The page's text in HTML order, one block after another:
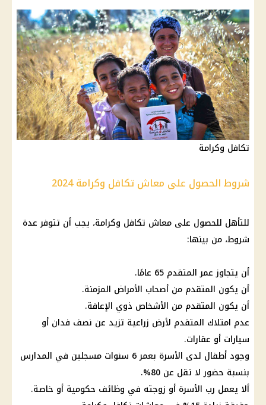
تكافل وكرامة
شروط الحصول على معاش تكافل وكرامة 2024
للتأهل للحصول على معاش تكافل وكرامة، يجب أن تتوفر عدة
شروط، من بينها:
أن يتجاوزعمرالمتقدم 65 عامًا.
أن يكون المتقدم من أصحاب الأمراض المزمنة.
أن يكون المتقدم من الأشخاص ذوي الإعاقة.
عدم امتلاك المتقدم لأرض زراعية تزيد عن نصف فدان أو
سيارات أو عقارات.
وجود أطفال لدى الأسرة بعمر 6 سنوات مسجلين في
المدارس
بنسبة حضور لا تقل عن 80%.
ألا يعمل رب الأسرة أو زوجته في وظائف حكومية أو خاصة.